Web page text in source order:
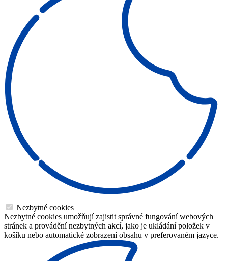
Nezbytné cookies
Nezbytné cookies umožňují zajistit správné fungování webových
stránek a provádění nezbytných akcí, jako je ukládání položek v
košíku nebo automatické zobrazení obsahu v preferovaném jazyce.